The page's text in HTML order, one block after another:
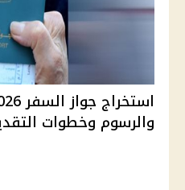
والرسوم وخطوات